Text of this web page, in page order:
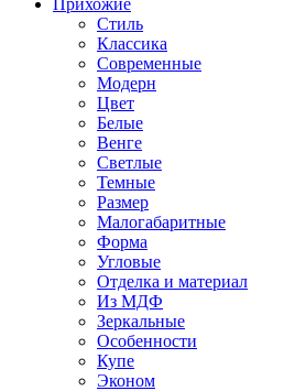
Прихожие
Стиль
Классика
Современные
Модерн
Цвет
Белые
Венге
Светлые
Темные
Размер
Малогабаритные
Форма
Угловые
Отделка и материал
Из МДФ
Зеркальные
Особенности
Купе
Эконом